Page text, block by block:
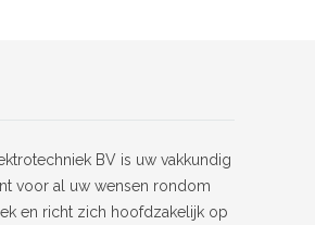
BV is uw vakkundig
voor al uw wensen rondom
en richt zich hoofdzakelijk op